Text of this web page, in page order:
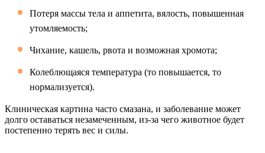
Потеря массы тела и аппетита, вялость, повышенная
утомляемость;
Чихание, кашель, рвота и возможная хромота;
Колеблющаяся температура (то повышается, то
нормализуется).
Клиническая картина часто смазана, и заболевание может
долго оставаться незамеченным, из-за чего животное будет
постепенно терять вес и силы.